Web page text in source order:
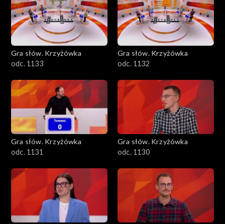
Gra słów. Krzyżówka
odc. 1133
Gra słów. Krzyżówka
odc. 1132
Gra słów. Krzyżówka
odc. 1131
Gra słów. Krzyżówka
odc. 1130